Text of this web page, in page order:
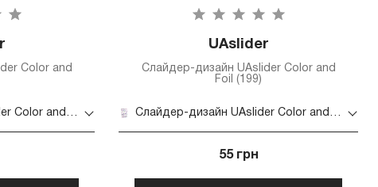
Color and
Слайдер-дизайн UAslider Color and Foil (185)
UAslider
Слайдер-дизайн UAslider Color and
Foil (199)
Слайдер-дизайн UAslider Color and Foil (199)
55 грн